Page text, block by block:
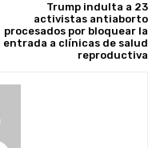
Trump indulta a 23
activistas antiaborto
procesados por bloquear la
entrada a clínicas de salud
reproductiva